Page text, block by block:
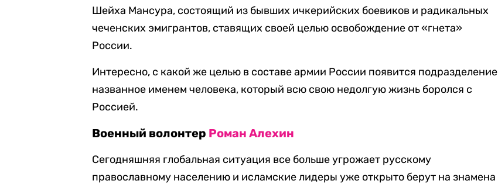
Шейха Мансура, состоящий из бывших ичкерийских боевиков и радикальных
чеченских эмигрантов, ставящих своей целью освобождение от «гнета»
России.
Интересно, с какой же целью в составе армии России появится подразделение
названное именем человека, который всю свою недолгую жизнь боролся с
Россией.
Военный волонтер Роман Алехин
Сегодняшняя глобальная ситуация все больше угрожает русскому
православному населению и исламские лидеры уже открыто берут на знамена